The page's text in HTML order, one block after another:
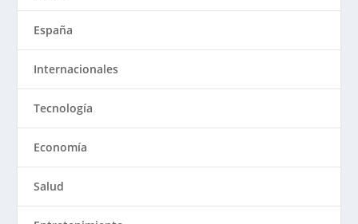
España
Internacionales
Tecnología
Economía
Salud